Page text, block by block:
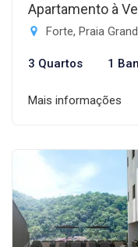
Apartamento à
Forte, Praia
3 Quartos 1
Mais informações